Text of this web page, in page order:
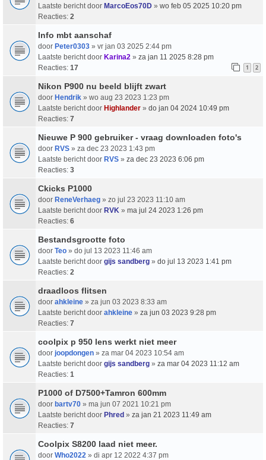
Laatste bericht door MarcoEos70D » wo feb 05 2025 10:20 pm
Reacties: 2
Info mbt aanschaf
door Peter0303 » vr jan 03 2025 2:44 pm
Laatste bericht door Karina2 » za jan 11 2025 8:28 pm
Reacties: 17 1 2
Nikon P900 nu beeld blijft zwart
door Hendrik » wo aug 23 2023 1:23 pm
Laatste bericht door Highlander » do jan 04 2024 10:49 pm
Reacties: 7
Nieuwe P 900 gebruiker - vraag downloaden foto's
door RVS » za dec 23 2023 1:43 pm
Laatste bericht door RVS » za dec 23 2023 6:06 pm
Reacties: 3
Ckicks P1000
door ReneVerhaeg » zo jul 23 2023 11:10 am
Laatste bericht door RVK » ma jul 24 2023 1:26 pm
Reacties: 6
Bestandsgrootte foto
door Teo » do jul 13 2023 11:46 am
Laatste bericht door gijs sandberg » do jul 13 2023 1:41 pm
Reacties: 2
draadloos flitsen
door ahkleine » za jun 03 2023 8:33 am
Laatste bericht door ahkleine » za jun 03 2023 9:28 pm
Reacties: 7
coolpix p 950 lens werkt niet meer
door joopdongen » za mar 04 2023 10:54 am
Laatste bericht door gijs sandberg » za mar 04 2023 11:12 am
Reacties: 1
P1000 of D7500+Tamron 600mm
door bartv70 » ma jun 07 2021 10:21 pm
Laatste bericht door Phred » za jan 21 2023 11:49 am
Reacties: 7
Coolpix S8200 laad niet meer.
door Who2022 » di apr 12 2022 4:37 pm